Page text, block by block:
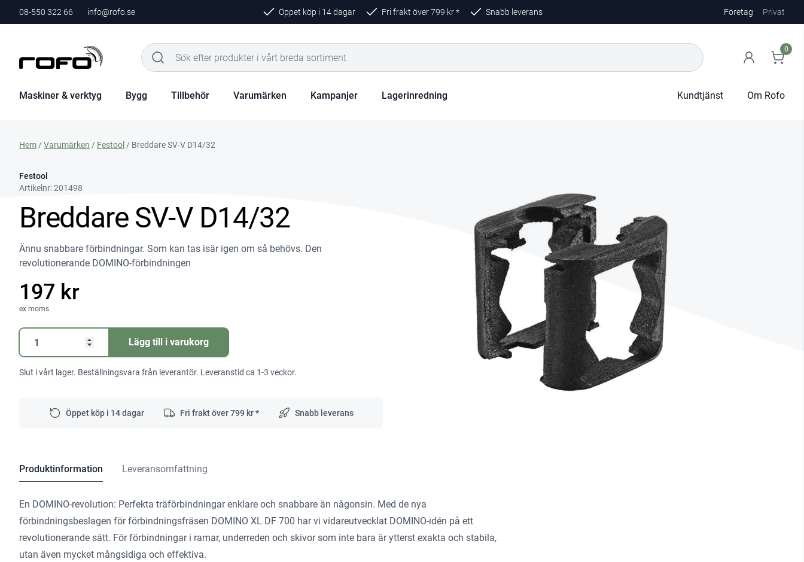
08-550 322 66 info@rofo.se Öppet köp i 14 dagar Fri frakt över799 kr * Snabb leverans Företag Privat
0
Maskiner & verktyg Bygg Tillbehör Varumärken Kampanjer Lagerinredning Kundtjänst Om Rofo
Hem /Varumärken / Festool / Breddare SV-V D14/32
Festool
Artikelnr:201498
Breddare SV-V D14/32
Ännu snabbare förbindningar. Som kan tas isär igen om så behövs. Den
revolutionerande DOMINO-förbindningen
197 kr
ex moms
Breddare
D14/32
Lägg till i varukorg
Slut i vårt lager. Beställningsvara från leverantör. Leveranstid ca 1-3 veckor.
Öppet köp i 14 dagar Fri frakt över799 kr * Snabb leverans
Produktinformation Leveransomfattning
En DOMINO-revolution: Perfekta träförbindningar enklare och snabbare än någonsin. Med de nya
förbindningsbeslagen för förbindningsfräsen DOMINO XL DF 700 har vi vidareutvecklat DOMINO-idén på ett
revolutionerande sätt. För förbindningar i ramar, underreden och skivor som inte bara är ytterst exakta och stabila,
utan även mycket mångsidiga och effektiva.